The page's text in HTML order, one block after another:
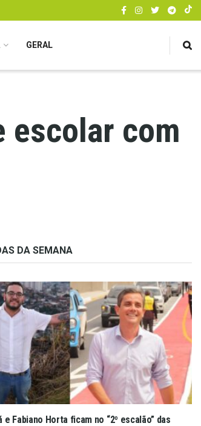
GERAL
escolar com
DA SEMANA
e Fabiano Horta ficam no “2º escalão” das